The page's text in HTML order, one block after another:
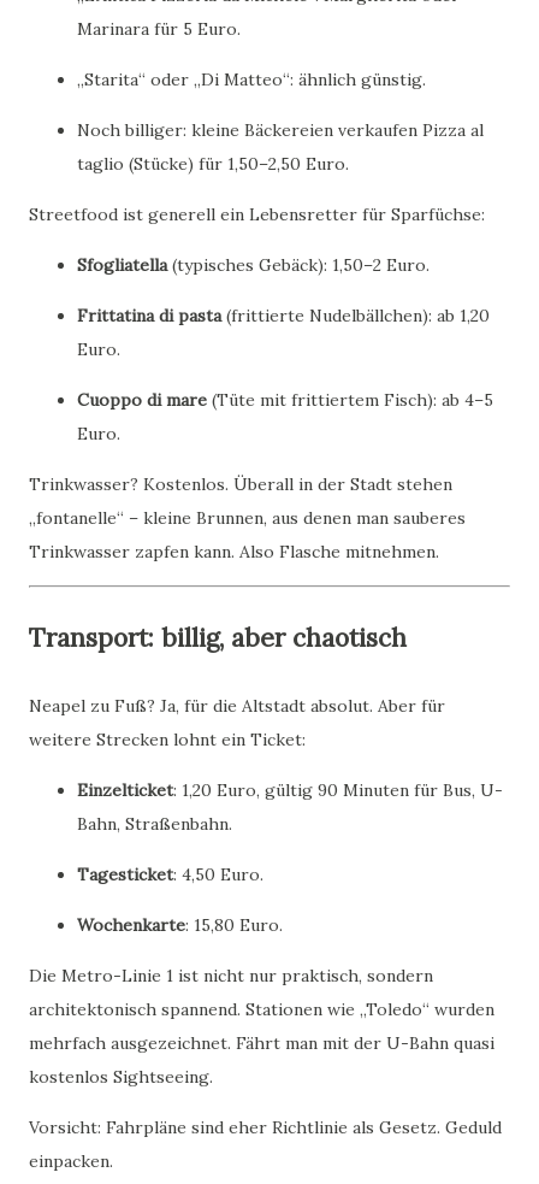
Marinara für 5 Euro.
„Starita“ oder „Di Matteo“: ähnlich günstig.
Noch billiger: kleine Bäckereien verkaufen Pizza al
taglio (Stücke) für 1,50–2,50 Euro.
Streetfood ist generell ein Lebensretter für Sparfüchse:
Sfogliatella(typisches Gebäck): 1,50–2 Euro.
Frittatina di pasta(frittierte Nudelbällchen): ab 1,20
Euro.
Cuoppo di mare (Tüte mit frittiertem Fisch): ab 4–5
Euro.
Trinkwasser? Kostenlos. Überall in der Stadt stehen
„fontanelle“ – kleine Brunnen, aus denen man sauberes
Trinkwasser zapfen kann. Also Flasche mitnehmen.
Transport: billig, aber chaotisch
Neapel zu Fuß? Ja, für die Altstadt absolut. Aber für
weitere Strecken lohnt ein Ticket:
Einzelticket: 1,20 Euro, gültig 90 Minuten für Bus, U-
Bahn, Straßenbahn.
Tagesticket: 4,50 Euro.
Wochenkarte: 15,80 Euro.
Die Metro-Linie 1 ist nicht nur praktisch, sondern
architektonisch spannend. Stationen wie „Toledo“ wurden
mehrfach ausgezeichnet. Fährt man mit der U-Bahn quasi
kostenlos Sightseeing.
Vorsicht: Fahrpläne sind eher Richtlinie als Gesetz. Geduld
einpacken.